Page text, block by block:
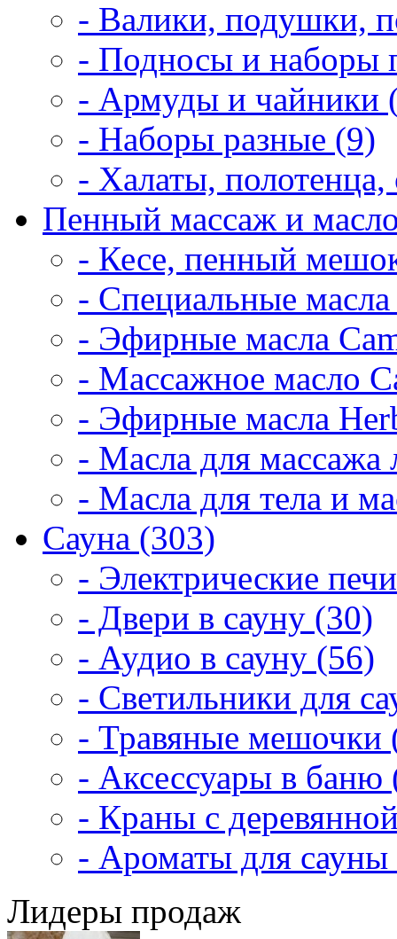
- Валики, подушки,
- Подносы и наборы
- Армуды и чайники
- Наборы разные (9)
- Халаты, полотенца,
Пенный массаж и
- Кесе, пенный
- Специальные
- Эфирные масла
- Массажное масло
- Эфирные масла
- Масла для массажа
- Масла для тела и
Сауна (303)
- Электрические
- Двери в сауну (30)
- Аудио в сауну (56)
- Светильники для
- Травяные мешочки
- Аксессуары в баню
- Краны с
- Ароматы для
Лидеры продаж